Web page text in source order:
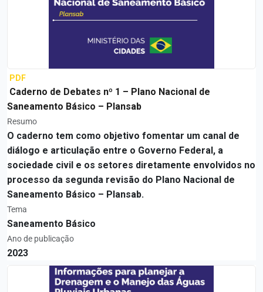
PDF
Caderno de Debates nº 1 – Plano Nacional de
Saneamento Básico – Plansab
Resumo
O caderno tem como objetivo fomentar um canal de
diálogo e articulação entre o Governo Federal, a
sociedade civil e os setores diretamente envolvidos no
processo da segunda revisão do Plano Nacional de
Saneamento Básico – Plansab.
Tema
Saneamento Básico
Ano de publicação
2023